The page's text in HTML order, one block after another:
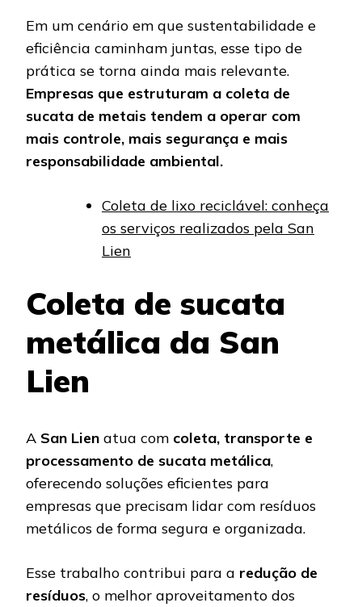
Em um cenário em que sustentabilidade e
eficiência caminham juntas, esse tipo de
prática se torna ainda mais relevante.
Empresas que estruturam a coleta de
sucata de metais tendem a operar com
mais controle, mais segurança e mais
responsabilidade ambiental.
Coleta de lixo reciclável: conheça
os serviços realizados pela San
Lien
Coleta de sucata
metálica da San
Lien
A San Lien atua com coleta, transporte e
processamento de sucata metálica,
oferecendo soluções eficientes para
empresas que precisam lidar com resíduos
metálicos de forma segura e organizada.
Esse trabalho contribui para a redução de
resíduos, o melhor aproveitamento dos